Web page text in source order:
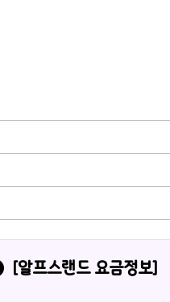
[알프스랜드 요금정보]